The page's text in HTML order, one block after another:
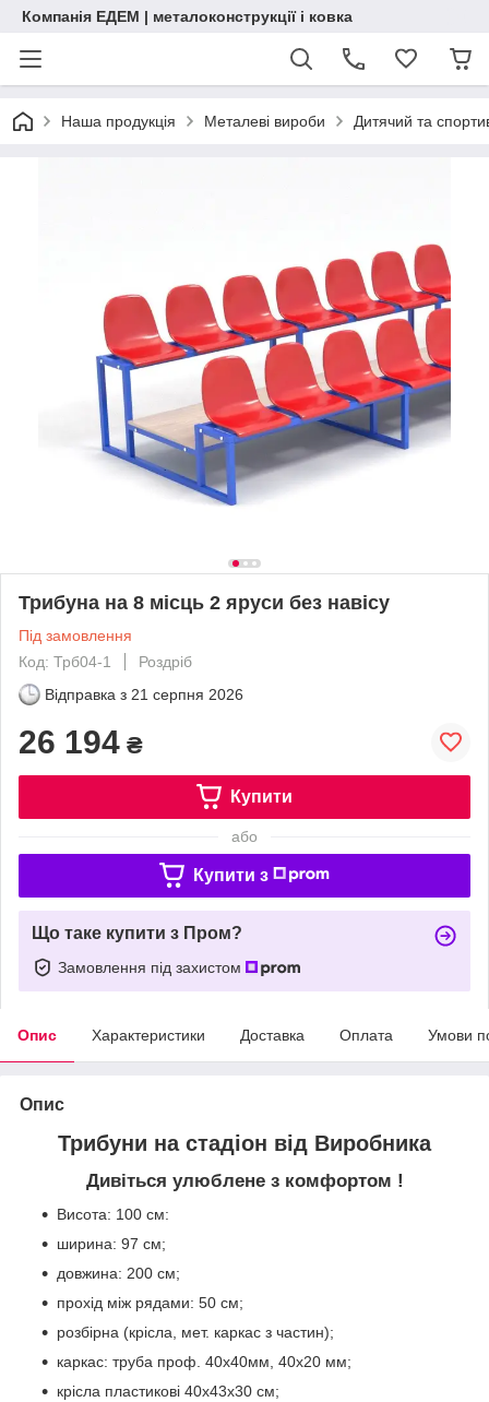
Компанія ЕДЕМ | металоконструкції і ковка
Наша продукція Металеві вироби Дитячий та
Трибуна на 8 місць 2 яруси без навісу
Під замовлення
Код: Трб04-1
Роздріб
Відправка з 21 серпня 2026
26 194 ₴
Купити
або
Купити з
Що таке купити з Пром?
Замовлення під захистом
Опис Характеристики Доставка Оплата Умови
Опис
Трибуни на стадіон від Виробника
Дивіться улюблене з комфортом !
Висота: 100 см:
ширина: 97 см;
довжина: 200 см;
прохід між рядами: 50 см;
розбірна (крісла, мет. каркас з частин);
каркас: труба проф. 40х40мм, 40х20 мм;
крісла пластикові 40х43х30 см;